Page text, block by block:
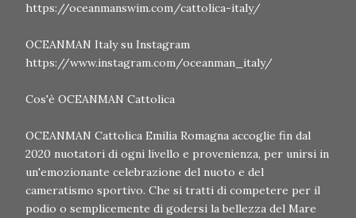
https://oceanmanswim.com/cattolica-italy/
OCEANMAN Italy su Instagram
https://www.instagram.com/oceanman_italy/
Cos'è OCEANMAN Cattolica
OCEANMAN Cattolica Emilia Romagna accoglie fin dal
2020 nuotatori di ogni livello e provenienza, per unirsi in
un'emozionante celebrazione del nuoto e del
cameratismo sportivo. Che si tratti di competere per il
podio o semplicemente di godersi la bellezza del Mare